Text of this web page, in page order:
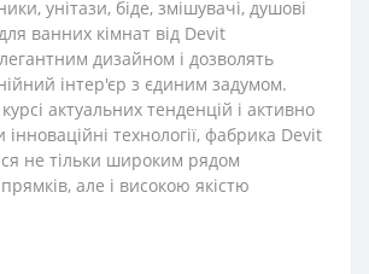
унітази, біде, змішувачі, душові
ванних кімнат від Devit
дизайном і дозволять
інтер'єр з єдиним задумом.
актуальних тенденцій і активно
технології, фабрика Devit
не тільки широким рядом
але і високою якістю